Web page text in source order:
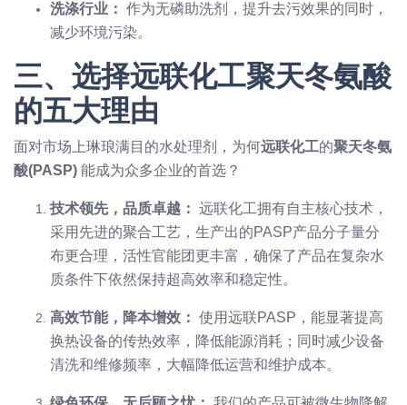
洗涤行业： 作为无磷助洗剂，提升去污效果的同时，
减少环境污染。
三、选择远联化工聚天冬氨酸
的五大理由
面对市场上琳琅满目的水处理剂，为何远联化工的聚天冬氨
酸(PASP) 能成为众多企业的首选？
技术领先，品质卓越： 远联化工拥有自主核心技术，
采用先进的聚合工艺，生产出的PASP产品分子量分
布更合理，活性官能团更丰富，确保了产品在复杂水
质条件下依然保持超高效率和稳定性。
高效节能，降本增效： 使用远联PASP，能显著提高
换热设备的传热效率，降低能源消耗；同时减少设备
清洗和维修频率，大幅降低运营和维护成本。